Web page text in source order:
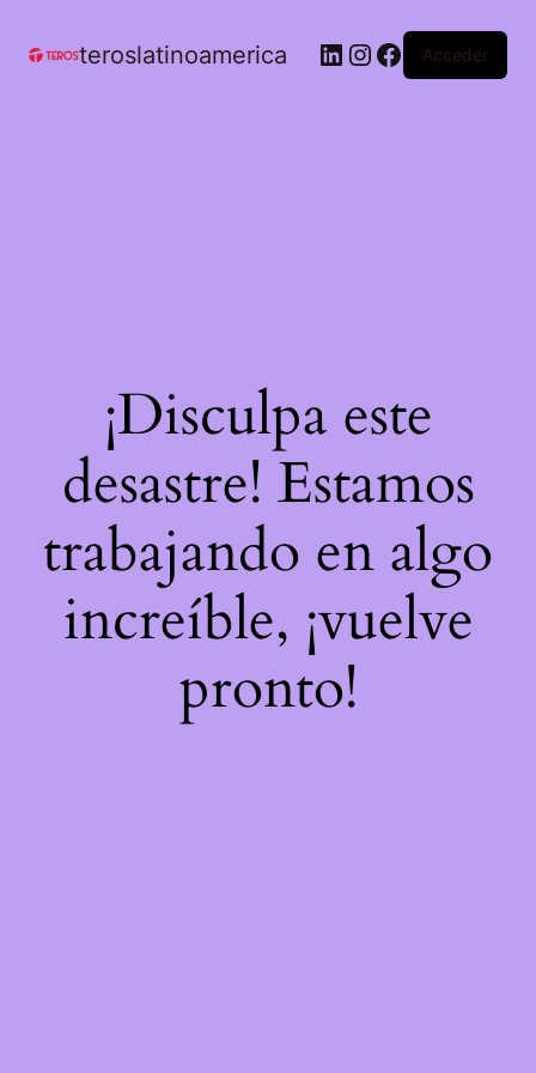
teroslatinoamerica Acceder
¡Disculpa este
desastre! Estamos
trabajando en algo
increíble, ¡vuelve
pronto!